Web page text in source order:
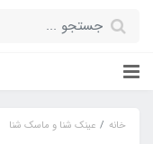
خانه
عینک شنا و ماسک شنا